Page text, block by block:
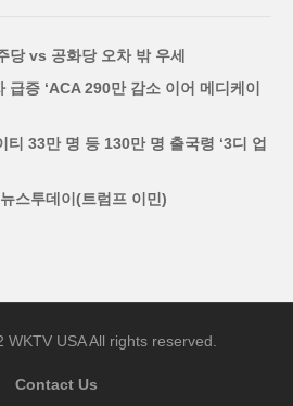
당 vs 공화당 오차 밖 우세
급증 ‘ACA 290만 감소 이어 메디케이
티 33만 명 등 130만 명 출국령 ‘3디 업
스투데이(트럼프 이민)
USA All rights reserved.
Contact Us